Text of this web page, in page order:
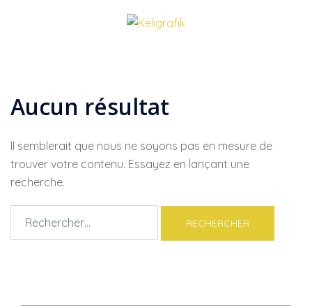
menu
Aucun résultat
Il semblerait que nous ne soyons pas en mesure de
trouver votre contenu. Essayez en lançant une
recherche.